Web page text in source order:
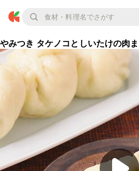
やみつき タケノコとしいたけの肉